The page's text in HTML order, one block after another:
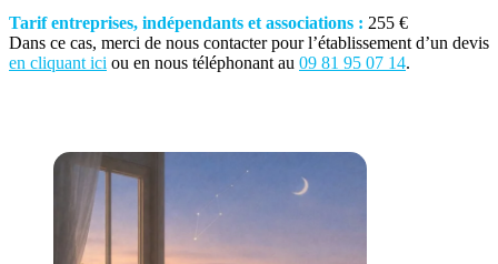
Tarif entreprises, indépendants et associations : 255 €
Dans ce cas, merci de nous contacter pour l’établissement d’un devis
en cliquant ici ou en nous téléphonant au 09 81 95 07 14.